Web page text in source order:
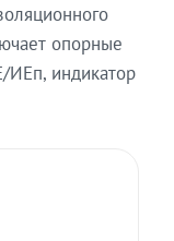
опорные
индикатор